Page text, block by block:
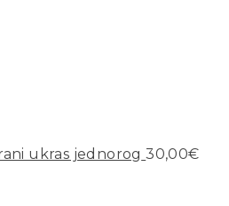
ukras jednorog 30,00€